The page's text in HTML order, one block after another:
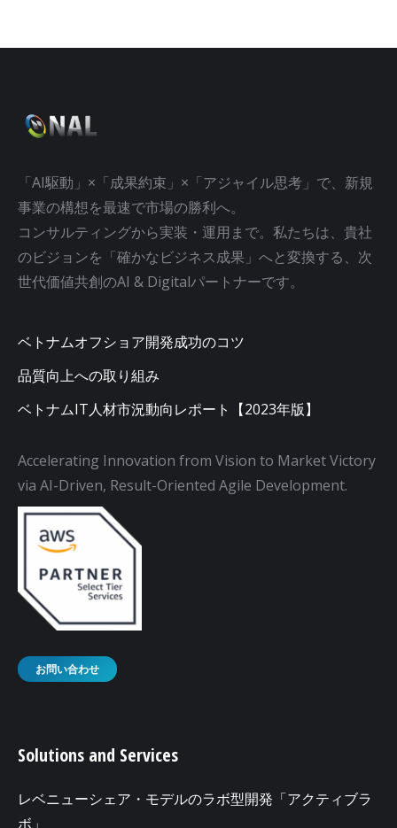
「AI駆動」×「成果約束」×「アジャイル思考」で、新規
事業の構想を最速で市場の勝利へ。
コンサルティングから実装・運用まで。私たちは、貴社
のビジョンを「確かなビジネス成果」へと変換する、次
世代価値共創のAI & Digitalパートナーです。
ベトナムオフショア開発成功のコツ
品質向上への取り組み
ベトナムIT人材市況動向レポート【2023年版】
Accelerating Innovation from Vision to Market Victory
via AI-Driven, Result-Oriented Agile Development.
お問い合わせ
Solutions and Services
レベニューシェア・モデルのラボ型開発「アクティブラ
ボ」